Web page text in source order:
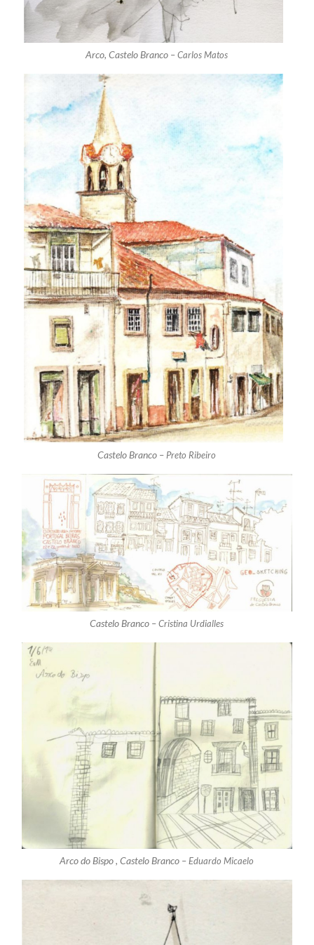
Arco, Castelo Branco –Carlos Matos
Castelo Branco – Preto Ribeiro
Castelo Branco –Cristina Urdialles
Arco do Bispo , Castelo Branco –Eduardo Micaelo